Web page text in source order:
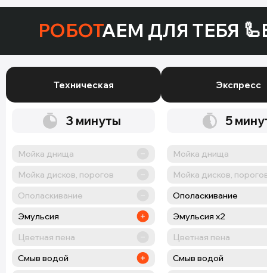
РОБОТАЕМ ДЛЯ ТЕБЯ 🦾
Техническая
3 минуты
Мойка днища
Мойка дисков, порогов
Ополаскивание
Эмульсия
Цветная пена
Смыв водой
Экспресс
5
Мойка днища
Мойка дисков,
Ополаскивание
Эмульсия х2
Цветная пена
Смыв водой